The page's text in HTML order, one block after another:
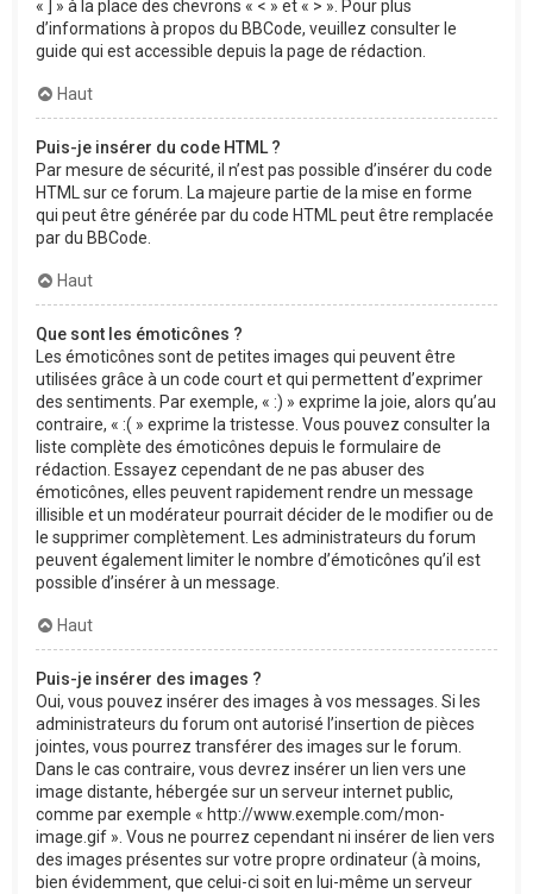
« ] » à la place des chevrons « < » et « > ». Pour plus
d’informations à propos du BBCode, veuillez consulter le
guide qui est accessible depuis la page de rédaction.
Haut
Puis-je insérer du code HTML ?
Par mesure de sécurité, il n’est pas possible d’insérer du code
HTML sur ce forum. La majeure partie de la mise en forme
qui peut être générée par du code HTML peut être remplacée
par du BBCode.
Haut
Que sont les émoticônes ?
Les émoticônes sont de petites images qui peuvent être
utilisées grâce à un code court et qui permettent d’exprimer
des sentiments. Par exemple, « :) » exprime la joie, alors qu’au
contraire, « :( » exprime la tristesse. Vous pouvez consulter la
liste complète des émoticônes depuis le formulaire de
rédaction. Essayez cependant de ne pas abuser des
émoticônes, elles peuvent rapidement rendre un message
illisible et un modérateur pourrait décider de le modifier ou de
le supprimer complètement. Les administrateurs du forum
peuvent également limiter le nombre d’émoticônes qu’il est
possible d’insérer à un message.
Haut
Puis-je insérer des images ?
Oui, vous pouvez insérer des images à vos messages. Si les
administrateurs du forum ont autorisé l’insertion de pièces
jointes, vous pourrez transférer des images sur le forum.
Dans le cas contraire, vous devrez insérer un lien vers une
image distante, hébergée sur un serveur internet public,
comme par exemple « http://www.exemple.com/mon-
image.gif ». Vous ne pourrez cependant ni insérer de lien vers
des images présentes sur votre propre ordinateur (à moins,
bien évidemment, que celui-ci soit en lui-même un serveur